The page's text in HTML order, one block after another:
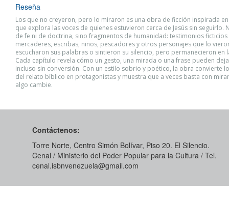
Reseña
Los que no creyeron, pero lo miraron es una obra de ficción inspirada
que explora las voces de quienes estuvieron cerca de Jesús sin seguirlo.
de fe ni de doctrina, sino fragmentos de humanidad: testimonios
mercaderes, escribas, niños, pescadores y otros personajes que lo
escucharon sus palabras o sintieron su silencio, pero permanecieron en
Cada capítulo revela cómo un gesto, una mirada o una frase pueden
incluso sin conversión. Con un estilo sobrio y poético, la obra convierte
del relato bíblico en protagonistas y muestra que a veces basta con
algo cambie.
Contáctenos:
Torre Norte, Centro Simón Bolívar, Piso 20. El Silencio.
Cenal / Ministerio del Poder Popular para la Cultura / Tel.
cenal.isbnvenezuela@gmail.com